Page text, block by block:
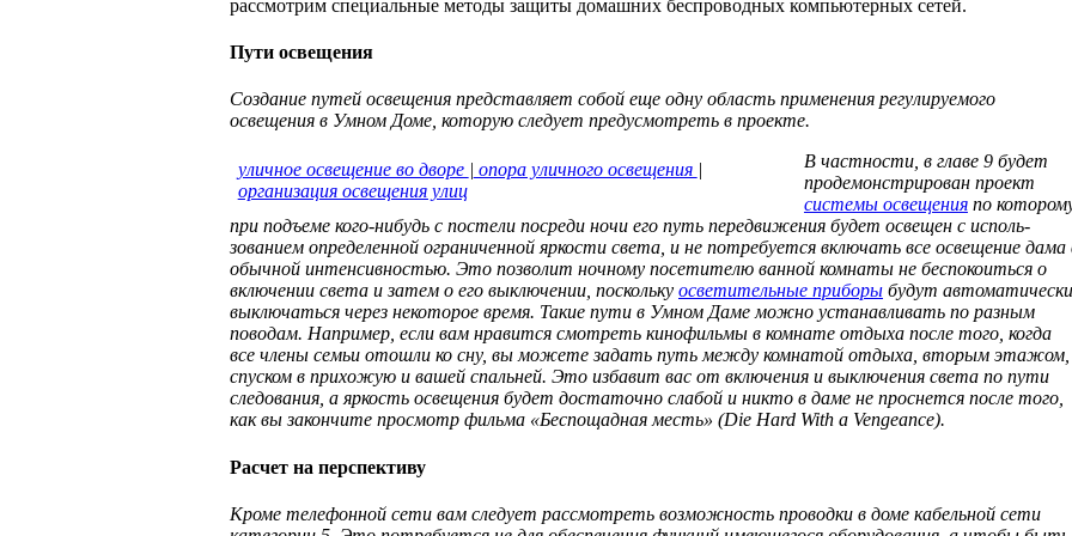
рассмотрим специальные методы защиты домашних беспроводных компьютерных сетей.
Пути освещения
Создание путей освещения представляет собой еще одну область приме­нения регулируемого
освещения в Умном Доме, которую следует преду­смотреть в проекте.
уличное освещение во дворе | опора уличного освещения |
организация освещения улиц
В частности, в главе 9 будет
продемонстрирован проект
системы освещенияпо
при подъеме кого-нибудь с постели посреди ночи его путь передвижения будет освещен с исполь­
зованием определенной ограниченной яркости света, и не потребуется включать все освещение дама
обычной интенсивностью. Это позволит ночному посетителю ванной комнаты не беспокоиться о
включении света и затем о его выключении, поскольку осветительные приборы будут автоматически
выключаться через некоторое время. Такие пути в Умном Даме можно устанавливать по разным
поводам. Например, если вам нравится смотреть кинофильмы в комнате отдыха после того, когда
все члены семьи отошли ко сну, вы можете задать путь между комнатой отдыха, вторым этажом,
спуском в прихожую и вашей спальней. Это избавит вас от включения и выключения света по пути
следования, а яркость освещения будет достаточно слабой и никто в даме не проснется после того,
как вы закончите просмотр фильма «Беспощадная месть» (Die Hard With a Vengeance).
Расчет на перспективу
Кроме телефонной сети вам следует рассмотреть возможность про­водки в доме кабельной сети